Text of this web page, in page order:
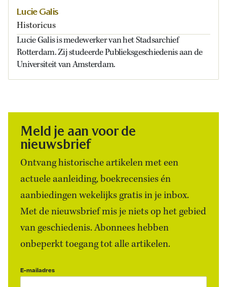
Lucie Galis
Historicus
Lucie Galis is medewerker van het Stadsarchief
Rotterdam. Zij studeerde Publieksgeschiedenis aan de
Universiteit van Amsterdam.
Meld je aan voor de
nieuwsbrief
Ontvang historische artikelen met een
actuele aanleiding, boekrecensies én
aanbiedingen wekelijks gratis in je inbox.
Met de nieuwsbrief mis je niets op het gebied
van geschiedenis. Abonnees hebben
onbeperkt toegang tot alle artikelen.
E-mailadres